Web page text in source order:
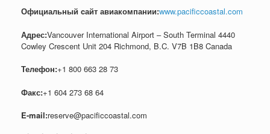
Официальный cайт авиакомпании:www.pacificcoastal.com
Адрес:Vancouver International Airport – South Terminal 4440
Cowley Crescent Unit 204 Richmond, B.C. V7B 1B8 Canada
Телефон:+1 800 663 28 73
Факс:+1 604 273 68 64
E-mail:reserve@pacificcoastal.com